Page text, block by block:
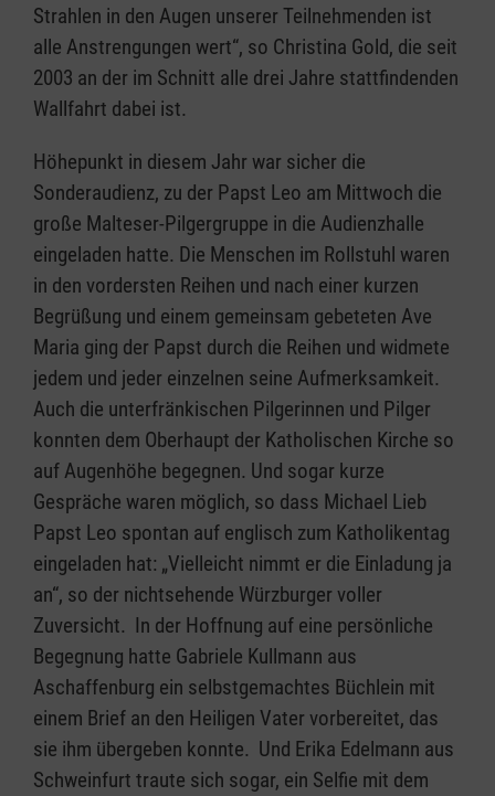
Strahlen in den Augen unserer Teilnehmenden ist
alle Anstrengungen wert“, so Christina Gold, die seit
2003 an der im Schnitt alle drei Jahre stattfindenden
Wallfahrt dabei ist.
Höhepunkt in diesem Jahr war sicher die
Sonderaudienz, zu der Papst Leo am Mittwoch die
große Malteser-Pilgergruppe in die Audienzhalle
eingeladen hatte. Die Menschen im Rollstuhl waren
in den vordersten Reihen und nach einer kurzen
Begrüßung und einem gemeinsam gebeteten Ave
Maria ging der Papst durch die Reihen und widmete
jedem und jeder einzelnen seine Aufmerksamkeit.
Auch die unterfränkischen Pilgerinnen und Pilger
konnten dem Oberhaupt der Katholischen Kirche so
auf Augenhöhe begegnen. Und sogar kurze
Gespräche waren möglich, so dass Michael Lieb
Papst Leo spontan auf englisch zum Katholikentag
eingeladen hat: „Vielleicht nimmt er die Einladung ja
an“, so der nichtsehende Würzburger voller
Zuversicht. In der Hoffnung auf eine persönliche
Begegnung hatte Gabriele Kullmann aus
Aschaffenburg ein selbstgemachtes Büchlein mit
einem Brief an den Heiligen Vater vorbereitet, das
sie ihm übergeben konnte. Und Erika Edelmann aus
Schweinfurt traute sich sogar, ein Selfie mit dem